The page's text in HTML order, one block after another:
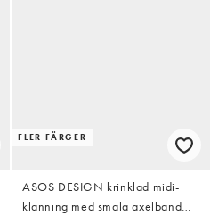
FLER FÄRGER
ASOS DESIGN krinklad midi-
klänning med smala axelband